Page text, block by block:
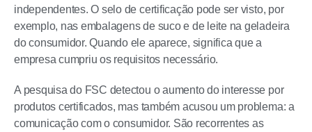
independentes. O selo de certificação pode ser visto, por
exemplo, nas embalagens de suco e de leite na geladeira
do consumidor. Quando ele aparece, significa que a
empresa cumpriu os requisitos necessário.
A pesquisa do FSC detectou o aumento do interesse por
produtos certificados, mas também acusou um problema: a
comunicação com o consumidor. São recorrentes as